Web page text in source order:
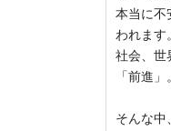
本当に不
われます
社会、世
「前進」
そんな中